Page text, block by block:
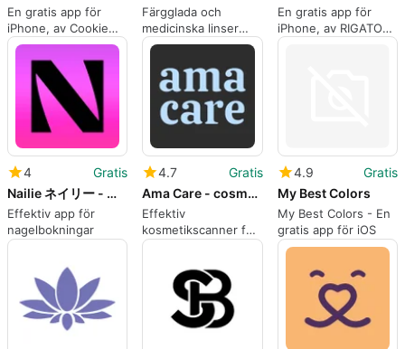
En gratis app för
iPhone, av Cookie
Cutters Franchising
Inc..
Färgglada och
medicinska linser
med Golden Cala
En gratis app för
iPhone, av RIGATO
INC..
4
Gratis
Nailie ネイリー - ネイル予約
Effektiv app för
nagelbokningar
4.7
Gratis
Ama Care - cosmetic scanner
Effektiv
kosmetikscanner för
iPhone
4.9
Gratis
My Best Colors
My Best Colors - En
gratis app för iOS